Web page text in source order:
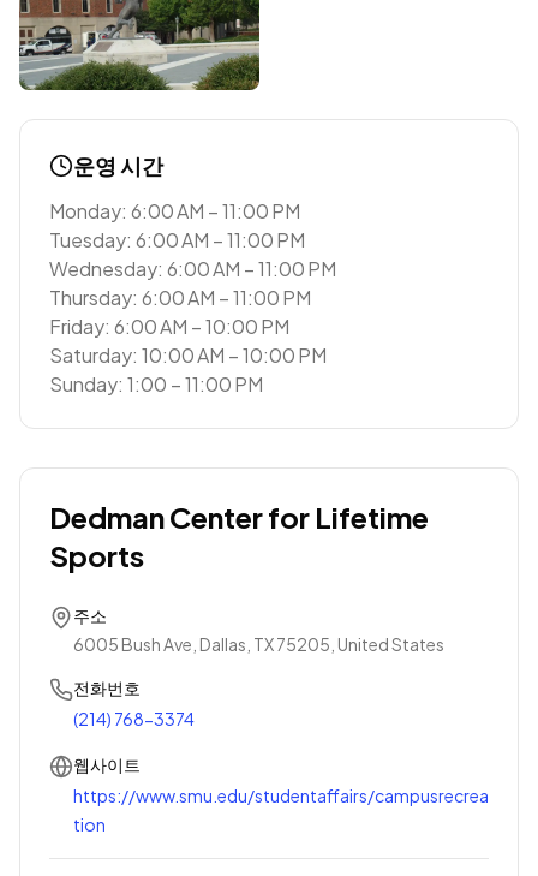
운영 시간
Monday: 6:00 AM – 11:00 PM
Tuesday: 6:00 AM – 11:00 PM
Wednesday: 6:00 AM – 11:00 PM
Thursday: 6:00 AM – 11:00 PM
Friday: 6:00 AM – 10:00 PM
Saturday: 10:00 AM – 10:00 PM
Sunday: 1:00 – 11:00 PM
Dedman Center for Lifetime
Sports
주소
6005 Bush Ave, Dallas, TX 75205, United States
전화번호
(214) 768-3374
웹사이트
https://www.smu.edu/studentaffairs/campusrecrea
tion